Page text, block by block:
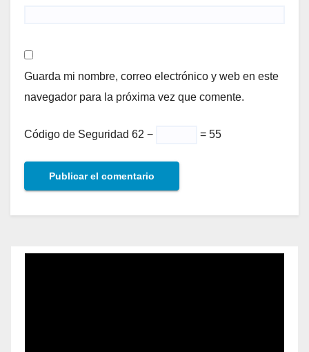
Guarda mi nombre, correo electrónico y web en este
navegador para la próxima vez que comente.
Código de Seguridad 62 − = 55